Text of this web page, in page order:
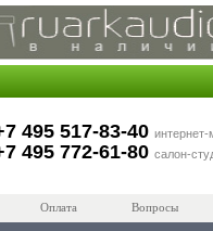
495 517-83-40 интернет-
495 772-61-80 салон-
Оплата Вопросы